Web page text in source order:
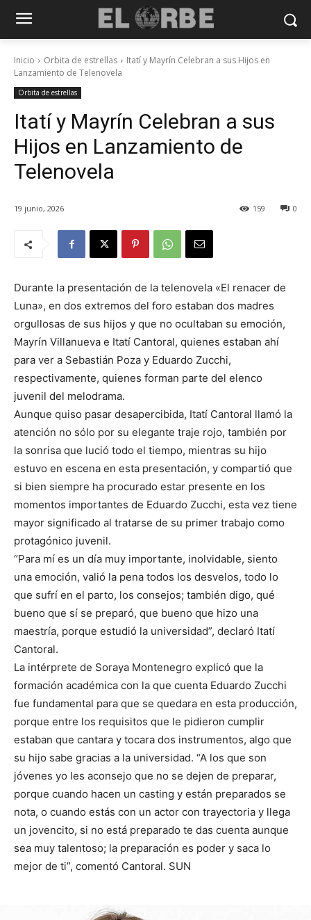
Inicio Orbita de estrellas
Itatí y Mayrín Celebran a sus Hijos en
Lanzamiento de Telenovela
Orbita de estrellas
Itatí y Mayrín Celebran a sus
Hijos en Lanzamiento de
Telenovela
19 junio, 2026 0
159
Durante la presentación de la telenovela «El renacer de
Luna», en dos extremos del foro estaban dos madres
orgullosas de sus hijos y que no ocultaban su emoción,
Mayrín Villanueva e Itatí Cantoral, quienes estaban ahí
para ver a Sebastián Poza y Eduardo Zucchi,
respectivamente, quienes forman parte del elenco
juvenil del melodrama.
Aunque quiso pasar desapercibida, Itatí Cantoral llamó la
atención no sólo por su elegante traje rojo, también por
la sonrisa que lució todo el tiempo, mientras su hijo
estuvo en escena en esta presentación, y compartió que
si bien siempre ha procurado estar presente en los
momentos importantes de Eduardo Zucchi, esta vez tiene
mayor significado al tratarse de su primer trabajo como
protagónico juvenil.
“Para mí es un día muy importante, inolvidable, siento
una emoción, valió la pena todos los desvelos, todo lo
que sufrí en el parto, los consejos; también digo, qué
bueno que sí se preparó, que bueno que hizo una
maestría, porque estudió la universidad”, declaró Itatí
Cantoral.
La intérprete de Soraya Montenegro explicó que la
formación académica con la que cuenta Eduardo Zucchi
fue fundamental para que se quedara en esta producción,
porque entre los requisitos que le pidieron cumplir
estaban que cantara y tocara dos instrumentos, algo que
su hijo sabe gracias a la universidad. “A los que son
jóvenes yo les aconsejo que no se dejen de preparar,
porque cuando hacen un casting y están preparados se
nota, o cuando estás con un actor con trayectoria y llega
un jovencito, si no está preparado te das cuenta aunque
sea muy talentoso; la preparación es poder y saca lo
mejor de ti”, comentó Cantoral. SUN